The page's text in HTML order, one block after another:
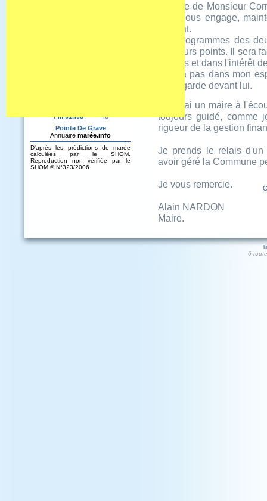
La liste de Monsieur
cela nous engage,
résultat.
Les programmes des
plusieurs points. Il sera
de tous et dans l'intérêt
Il n'y a pas dans mon
qui regarde devant lui.
Je serai un maire à
toujours guidé, comme
rigueur de la gestion
Je prends le relais d'un
avoir géré la Commune
Je vous remercie.
Alain NARDON
Maire.
6